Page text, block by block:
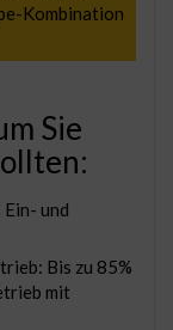
Kombination
Sie
und
Bis zu 85%
mit